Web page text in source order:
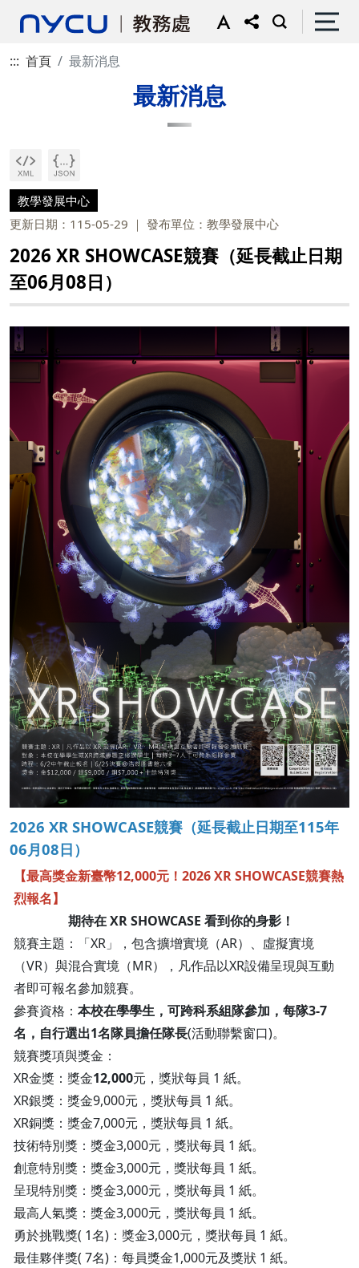
::: 首頁 最新消息
最新消息
教學發展中心
更新日期：115-05-29
發布單位：教學發展中心
2026 XR SHOWCASE競賽（延長截止日期
至06月08日）
2026 XR SHOWCASE競賽（延長截止日期至115年
06月08日）
【最高獎金新臺幣12,000元！2026 XR SHOWCASE競賽熱
烈報名】
期待在 XR SHOWCASE 看到你的身影！
競賽主題：「XR」，包含擴增實境（AR）、虛擬實境
（VR）與混合實境（MR），凡作品以XR設備呈現與互動
者即可報名參加競賽。
參賽資格： 本校在學學生，可跨科系組隊參加，每隊3-7
名，自行選出1名隊員擔任隊長(活動聯繫窗口)。
競賽獎項與獎金：
XR金獎：獎金12,000元，獎狀每員 1 紙。
XR銀獎：獎金9,000元，獎狀每員 1 紙。
XR銅獎：獎金7,000元，獎狀每員 1 紙。
技術特別獎：獎金3,000元，獎狀每員 1 紙。
創意特別獎：獎金3,000元，獎狀每員 1 紙。
呈現特別獎：獎金3,000元，獎狀每員 1 紙。
最高人氣獎：獎金3,000元，獎狀每員 1 紙。
勇於挑戰獎( 1名)：獎金3,000元，獎狀每員 1 紙。
最佳夥伴獎( 7名)：每員獎金1,000元及獎狀 1 紙。